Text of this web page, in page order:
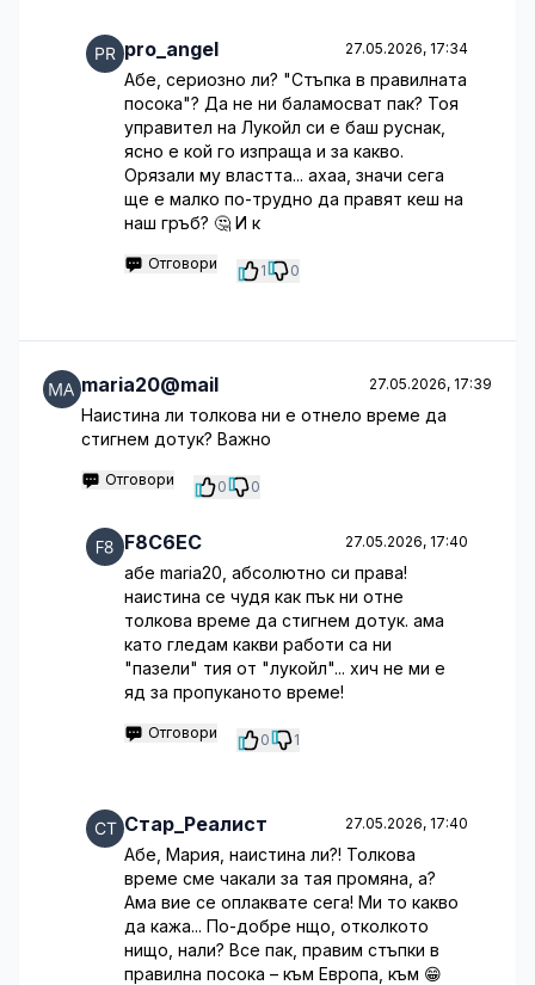
pro_angel 27.05.2026, 17:34
Абе, сериозно ли? "Стъпка в правилната
посока"? Да не ни баламосват пак? Тоя
управител на Лукойл си е баш руснак,
ясно е кой го изпраща и за какво.
Орязали му властта... ахаа, значи сега
ще е малко по-трудно да правят кеш на
наш гръб? 🤔 И к
Отговори 1 0
maria20@mail 27.05.2026, 17:39
Наистина ли толкова ни е отнело време да
стигнем дотук? Важно
Отговори 0 0
F8C6EC 27.05.2026, 17:40
абе maria20, абсолютно си права!
наистина се чудя как пък ни отне
толкова време да стигнем дотук. ама
като гледам какви работи са ни
"пазели" тия от "лукойл"... хич не ми е
яд за пропуканото време!
Отговори 0 1
Стар_Реалист 27.05.2026, 17:40
Абе, Мария, наистина ли?! Толкова
време сме чакали за тая промяна, а?
Ама вие се оплаквате сега! Ми то какво
да кажа... По-добре нщо, отколкото
нищо, нали? Все пак, правим стъпки в
правилна посока – към Европа, към 😁